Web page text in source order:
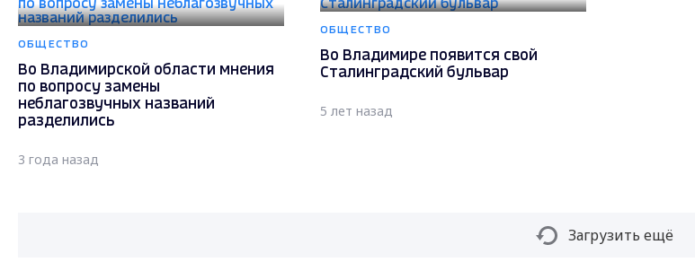
ОБЩЕСТВО
Во Владимирской области мнения
по вопросу замены
неблагозвучных названий
разделились
3 года назад
ОБЩЕСТВО
Во Владимире появится свой
Сталинградский бульвар
5 лет назад
Загрузить ещё